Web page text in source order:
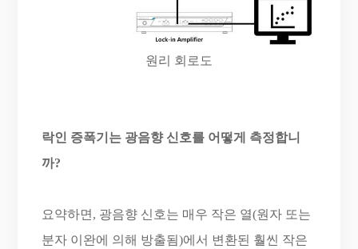
원리 회로도
락인 증폭기는 광음향 신호를 어떻게 측정합니
까?
요약하면, 광음향 신호는 매우 작은 열(원자 또는
분자 이완에 의해 방출됨)에서 변환된 훨씬 작은